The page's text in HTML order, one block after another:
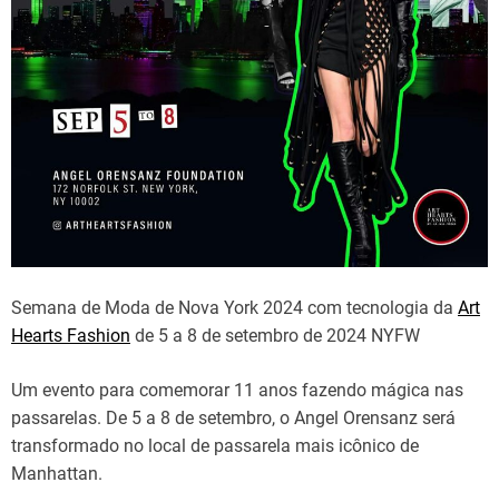
Semana de Moda de Nova York 2024 com tecnologia da Art
Hearts Fashion de 5 a 8 de setembro de 2024 NYFW
Um evento para comemorar 11 anos fazendo mágica nas
passarelas. De 5 a 8 de setembro, o Angel Orensanz será
transformado no local de passarela mais icônico de
Manhattan.